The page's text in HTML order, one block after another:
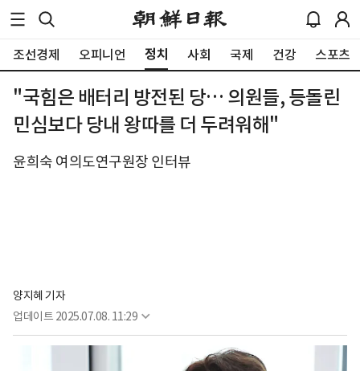
조선경제 오피니언 정치 사회 국제 건강 스포츠
"국힘은 배터리 방전된 당… 의원들, 등돌린
민심보다 당내 왕따를 더 두려워해"
윤희숙 여의도연구원장 인터뷰
양지혜 기자
업데이트 2025.07.08. 11:29